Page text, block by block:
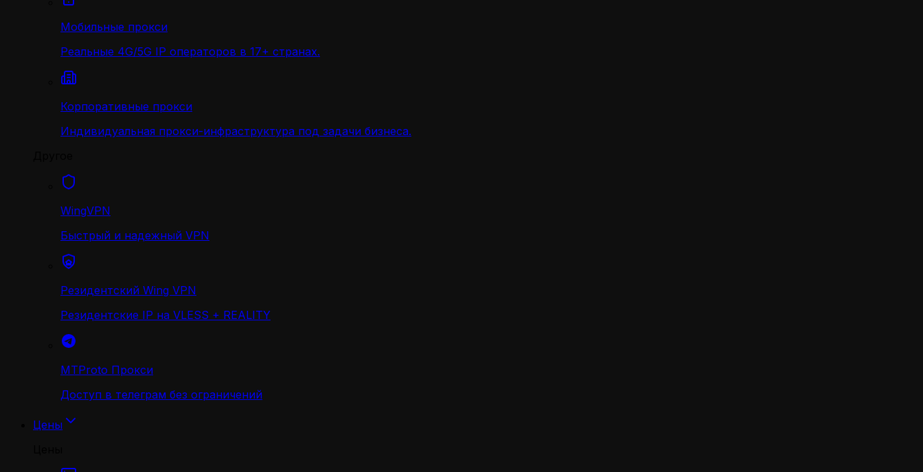
Мобильные прокси
Реальные 4G/5G IP операторов в 17+ странах.
Корпоративные прокси
Индивидуальная прокси-инфраструктура под задачи бизнеса.
WingVPN
Быстрый и надежный VPN
Резидентский Wing VPN
Резидентские IP на VLESS + REALITY
MTProto Прокси
Доступ в телеграм без ограничений
Цены